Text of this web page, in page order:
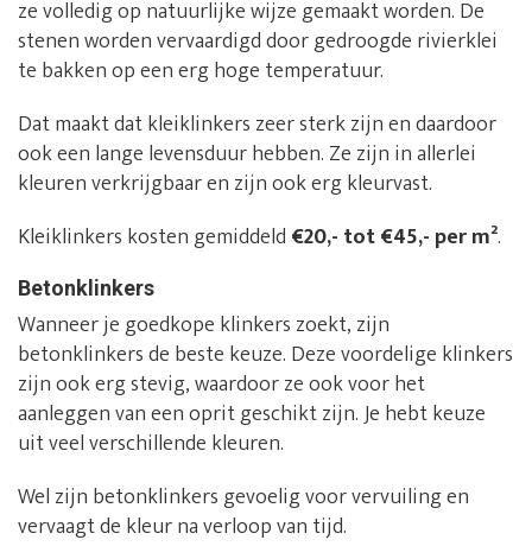
ze volledig op natuurlijke wijze gemaakt worden. De
stenen worden vervaardigd door gedroogde rivierklei
te bakken op een erg hoge temperatuur.
Dat maakt dat kleiklinkers zeer sterk zijn en daardoor
ook een lange levensduur hebben. Ze zijn in allerlei
kleuren verkrijgbaar en zijn ook erg kleurvast.
Kleiklinkers kosten gemiddeld €20,- tot €45,- per m².
Betonklinkers
Wanneer je goedkope klinkers zoekt, zijn
betonklinkers de beste keuze. Deze voordelige klinkers
zijn ook erg stevig, waardoor ze ook voor het
aanleggen van een oprit geschikt zijn. Je hebt keuze
uit veel verschillende kleuren.
Wel zijn betonklinkers gevoelig voor vervuiling en
vervaagt de kleur na verloop van tijd.